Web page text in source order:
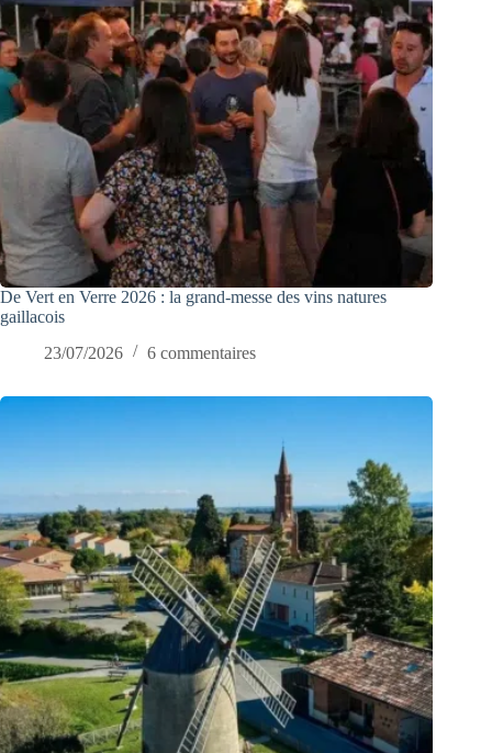
De Vert en Verre 2026 : la grand-messe des vins natures
gaillacois
23/07/2026
6 commentaires